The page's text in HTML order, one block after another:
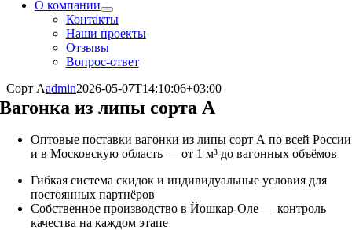
О компании
Контакты
Наши проекты
Отзывы
Вопрос-ответ
Сорт Аadmin2026-05-07T14:10:06+03:00
Вагонка из липы сорта А
Оптовые поставки вагонки из липы сорт А по всей России
и в Московскую область — от 1 м³ до вагонных объёмов
Гибкая система скидок и индивидуальные условия для
постоянных партнёров
Собственное производство в Йошкар-Оле — контроль
качества на каждом этапе